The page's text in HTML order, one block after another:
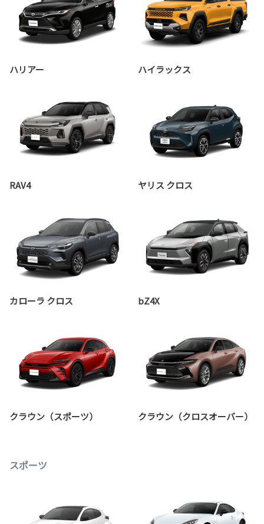
ハリアー ハイラックス
RAV4 ヤリス クロス
カローラ クロス bZ4X
クラウン（スポーツ） クラウン（クロスオーバー）
スポーツ